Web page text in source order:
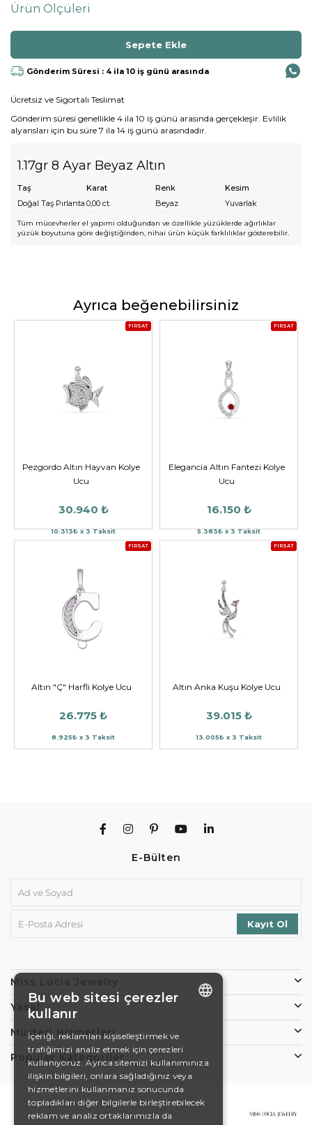
Ürün Ölçüleri
Gönderim Süresi : 4 ila 10 iş günü arasında
Ücretsiz ve Sigortalı Teslimat
Gönderim süresi genellikle 4 ila 10 iş günü arasında gerçekleşir. Evlilik
alyansları için bu süre 7 ila 14 iş günü arasındadır.
1.17gr 8 Ayar Beyaz Altın
Taş Karat Renk
Kesim
Doğal Taş Pırlanta 0,00 ct. Beyaz Yuvarlak
Tüm mücevherler el yapımı olduğundan ve özellikle yüzüklerde ağırlıklar
yüzük boyutuna göre değiştiğinden, nihai ürün küçük farklılıklar gösterebilir.
Ayrıca beğenebilirsiniz
FIRSAT
Pezgordo Altın Hayvan Kolye
Ucu
30.940 ₺
10.313₺ x 3 Taksit
FIRSAT
Elegancia Altın Fantezi Kolye
Ucu
16.150 ₺
5.383₺ x 3 Taksit
FIRSAT
Altın "Ç" Harfli Kolye Ucu
26.775 ₺
8.925₺ x 3 Taksit
FIRSAT
Altın Anka Kuşu Kolye Ucu
39.015 ₺
13.005₺ x 3 Taksit
E-Bülten
Miss Lucia Jewelry
Yasal
Müşteri Hizmetleri
Popüler Kategoriler
DE
EN
SWEDISH
Bu web sitesi çerezler
kullanır
İçeriği, reklamları kişiselleştirmek ve
trafiğimizi analiz etmek için çerezleri
kullanıyoruz. Ayrıca sitemizi kullanımınıza
ilişkin bilgileri, onlara sağladığınız veya
hizmetlerini kullanmanız sonucunda
topladıkları diğer bilgilerle birleştirebilecek
reklam ve analiz ortaklarımızla da